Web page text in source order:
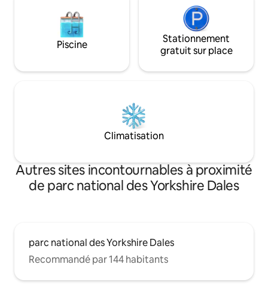
Piscine
Stationnement
gratuit sur place
Climatisation
Autres sites incontournables à proximité
de parc national des Yorkshire Dales
parc national des Yorkshire Dales
Recommandé par 144 habitants